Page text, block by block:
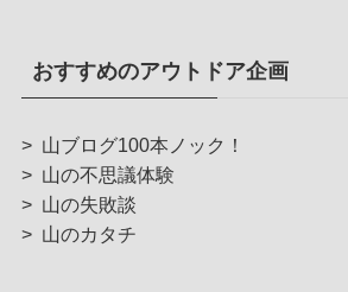
おすすめのアウトドア企画
> 山ブログ100本ノック！
> 山の不思議体験
> 山の失敗談
> 山のカタチ